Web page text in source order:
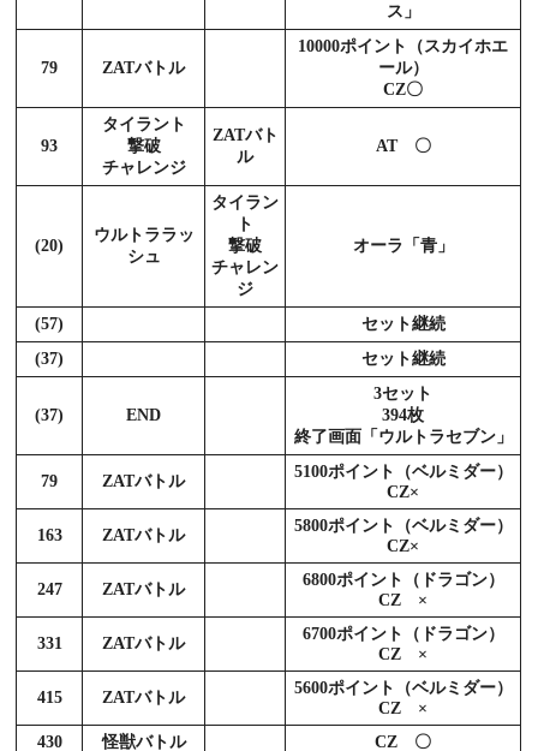
ス」
79 ZATバトル
10000ポイント（スカイホエ
ール）
CZ〇
93
タイラント
撃破
チャレンジ
ZATバト
ル
AT 〇
(20)
ウルトララッ
シュ
タイラン
ト
撃破
チャレン
ジ
オーラ「青」
(57)
セット継続
(37)
セット継続
(37) END
3セット
394枚
終了画面「ウルトラセブン」
79 ZATバトル
5100ポイント（ベルミダー）
CZ×
163 ZATバトル
5800ポイント（ベルミダー）
CZ×
247 ZATバトル
6800ポイント（ドラゴン）
CZ ×
331 ZATバトル
6700ポイント（ドラゴン）
CZ ×
415 ZATバトル
5600ポイント（ベルミダー）
CZ ×
430
怪獣バトル CZ 〇